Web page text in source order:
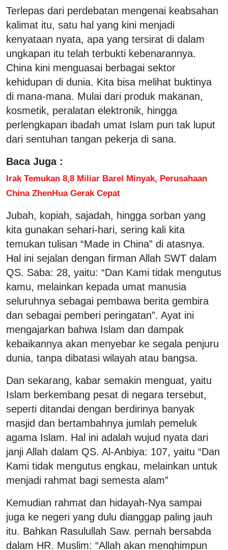
Terlepas dari perdebatan mengenai keabsahan
kalimat itu, satu hal yang kini menjadi
kenyataan nyata, apa yang tersirat di dalam
ungkapan itu telah terbukti kebenarannya.
China kini menguasai berbagai sektor
kehidupan di dunia. Kita bisa melihat buktinya
di mana-mana. Mulai dari produk makanan,
kosmetik, peralatan elektronik, hingga
perlengkapan ibadah umat Islam pun tak luput
dari sentuhan tangan pekerja di sana.
Baca Juga :
Irak Temukan 8,8 Miliar Barel Minyak, Perusahaan
China ZhenHua Gerak Cepat
Jubah, kopiah, sajadah, hingga sorban yang
kita gunakan sehari-hari, sering kali kita
temukan tulisan “Made in China” di atasnya.
Hal ini sejalan dengan firman Allah SWT dalam
QS. Saba: 28, yaitu: “Dan Kami tidak mengutus
kamu, melainkan kepada umat manusia
seluruhnya sebagai pembawa berita gembira
dan sebagai pemberi peringatan”. Ayat ini
mengajarkan bahwa Islam dan dampak
kebaikannya akan menyebar ke segala penjuru
dunia, tanpa dibatasi wilayah atau bangsa.
Dan sekarang, kabar semakin menguat, yaitu
Islam berkembang pesat di negara tersebut,
seperti ditandai dengan berdirinya banyak
masjid dan bertambahnya jumlah pemeluk
agama Islam. Hal ini adalah wujud nyata dari
janji Allah dalam QS. Al-Anbiya: 107, yaitu “Dan
Kami tidak mengutus engkau, melainkan untuk
menjadi rahmat bagi semesta alam”
Kemudian rahmat dan hidayah-Nya sampai
juga ke negeri yang dulu dianggap paling jauh
itu. Bahkan Rasulullah Saw. pernah bersabda
dalam HR. Muslim: “Allah akan menghimpun